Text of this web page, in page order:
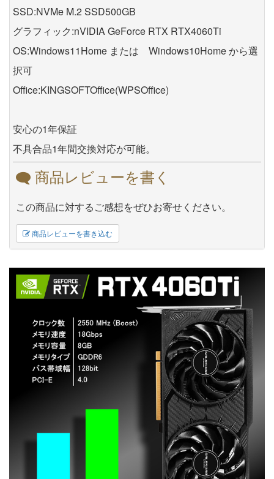
SSD:NVMe M.2 SSD500GB
グラフィック:nVIDIA GeForce RTX RTX4060Ti
OS:Windows11Home または Windows10Home から選
択可
Office:KINGSOFTOffice(WPSOffice)
安心の1年保証
不具合品1年間交換対応が可能。
商品レビューを書く
この商品に対するご感想をぜひお寄せください。
商品レビューを書き込む